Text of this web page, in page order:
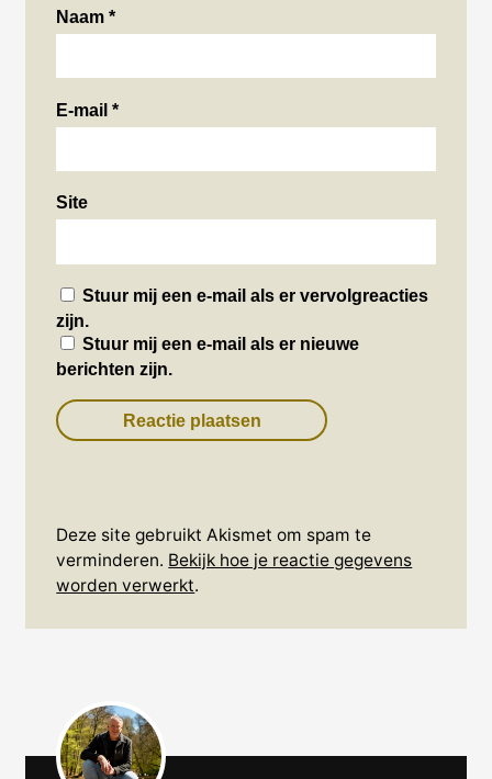
Naam*
E-mail*
Site
Stuur mij een e-mail als er vervolgreacties
zijn.
Stuur mij een e-mail als er nieuwe
berichten zijn.
Deze site gebruikt Akismet om spam te
verminderen. Bekijk hoe je reactie gegevens
worden verwerkt.